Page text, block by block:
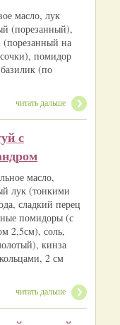
масло, лук
(порезанный),
(порезанный на
помидор
(по
читать дальше
с
масло,
лук (тонкими
сладкий перец
помидоры (с
2,5см), соль,
кинза
2 см
читать дальше